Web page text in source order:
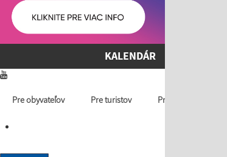
KALENDÁR
Pre obyvateľov Pre turistov Profil ver.